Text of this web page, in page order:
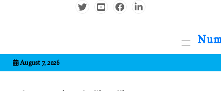
August 7, 2026